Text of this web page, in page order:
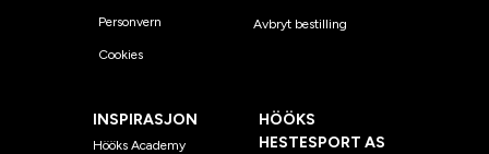
Personvern
Cookies
Avbryt bestilling
INSPIRASJON
Hööks Academy
HÖÖKS
HESTESPORT AS